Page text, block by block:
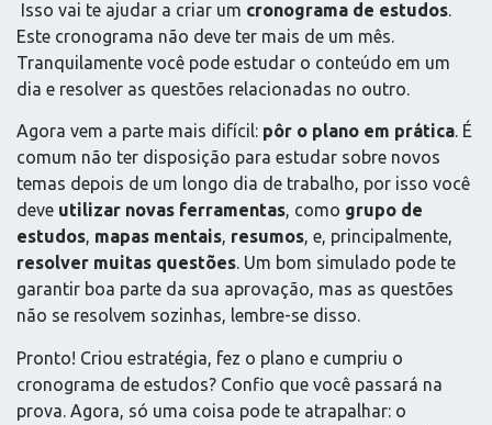
Isso vai te ajudar a criar um cronograma de estudos.
Este cronograma não deve ter mais de um mês.
Tranquilamente você pode estudar o conteúdo em um
dia e resolver as questões relacionadas no outro.
Agora vem a parte mais difícil: pôr o plano em prática. É
comum não ter disposição para estudar sobre novos
temas depois de um longo dia de trabalho, por isso você
deve utilizar novas ferramentas, como grupo de
estudos, mapas mentais, resumos, e, principalmente,
resolver muitas questões. Um bom simulado pode te
garantir boa parte da sua aprovação, mas as questões
não se resolvem sozinhas, lembre-se disso.
Pronto! Criou estratégia, fez o plano e cumpriu o
cronograma de estudos? Confio que você passará na
prova. Agora, só uma coisa pode te atrapalhar: o